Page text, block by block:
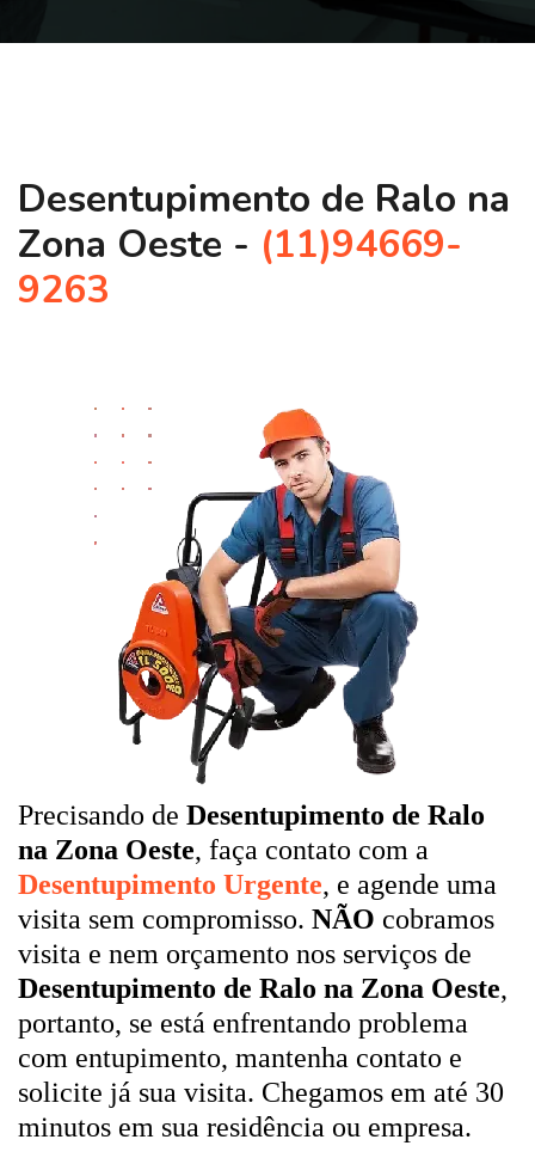
Desentupimento de Ralo na
Zona Oeste - (11)94669-
9263
Precisando de Desentupimento de Ralo
na Zona Oeste, faça contato com a
Desentupimento Urgente, e agende uma
visita sem compromisso. NÃO cobramos
visita e nem orçamento nos serviços de
Desentupimento de Ralo na Zona Oeste,
portanto, se está enfrentando problema
com entupimento, mantenha contato e
solicite já sua visita. Chegamos em até 30
minutos em sua residência ou empresa.